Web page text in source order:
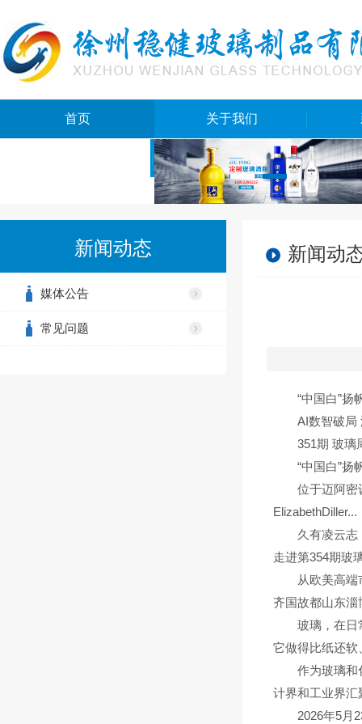
首页 关于我们
新闻动态
媒体公告
常见问题
新闻动
“中国白”扬帆
AI数智破局 浙
351期 玻璃周
“中国白”扬帆
位于迈阿密设
ElizabethDiller...
久有凌云志，
走进第354期玻
从欧美高端市
齐国故都山东淄
玻璃，在日常
它做得比纸还软
作为玻璃和化
计界和工业界汇
2026年5月23